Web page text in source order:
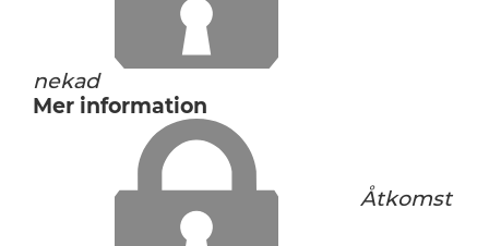
nekad
Mer information
Åtkomst